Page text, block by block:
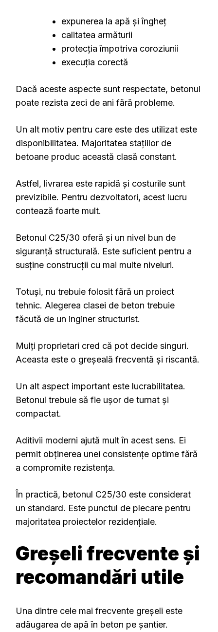
expunerea la apă și îngheț
calitatea armăturii
protecția împotriva coroziunii
execuția corectă
Dacă aceste aspecte sunt respectate, betonul
poate rezista zeci de ani fără probleme.
Un alt motiv pentru care este des utilizat este
disponibilitatea. Majoritatea stațiilor de
betoane produc această clasă constant.
Astfel, livrarea este rapidă și costurile sunt
previzibile. Pentru dezvoltatori, acest lucru
contează foarte mult.
Betonul C25/30 oferă și un nivel bun de
siguranță structurală. Este suficient pentru a
susține construcții cu mai multe niveluri.
Totuși, nu trebuie folosit fără un proiect
tehnic. Alegerea clasei de beton trebuie
făcută de un inginer structurist.
Mulți proprietari cred că pot decide singuri.
Aceasta este o greșeală frecventă și riscantă.
Un alt aspect important este lucrabilitatea.
Betonul trebuie să fie ușor de turnat și
compactat.
Aditivii moderni ajută mult în acest sens. Ei
permit obținerea unei consistențe optime fără
a compromite rezistența.
În practică, betonul C25/30 este considerat
un standard. Este punctul de plecare pentru
majoritatea proiectelor rezidențiale.
Greșeli frecvente și
recomandări utile
Una dintre cele mai frecvente greșeli este
adăugarea de apă în beton pe șantier.